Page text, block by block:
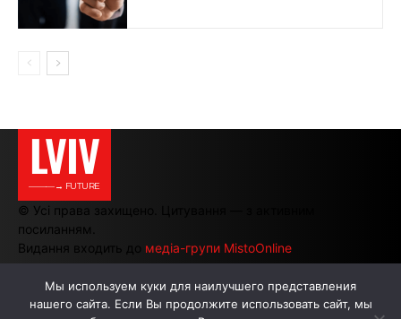
LVIV
———→ FUTURE
© Усі права захищено. Цитування — з активним
посиланням.
Видання входить до медіа-групи MistoOnline
АВТОРИ РЕКЛАМА НА САЙТІ
Мы используем куки для наилучшего представления
нашего сайта. Если Вы продолжите использовать сайт, мы